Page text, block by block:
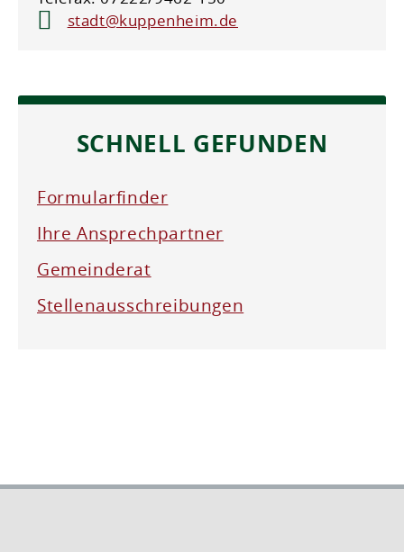
stadt@kuppenheim.de
SCHNELL GEFUNDEN
Formularfinder
Ihre Ansprechpartner
Gemeinderat
Stellenausschreibungen